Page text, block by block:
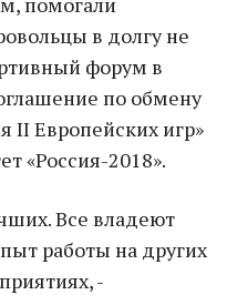
в долгу не
форум в
по обмену
II Европейских игр»
«Россия-2018».
Все владеют
работы на других
-